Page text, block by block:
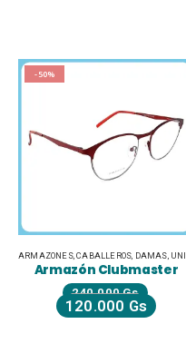
-50%
ARMAZONES,CABALLEROS DAMAS UNISEX JUVENILES
Armazón Clubmaster
240.000Gs
120.000 Gs